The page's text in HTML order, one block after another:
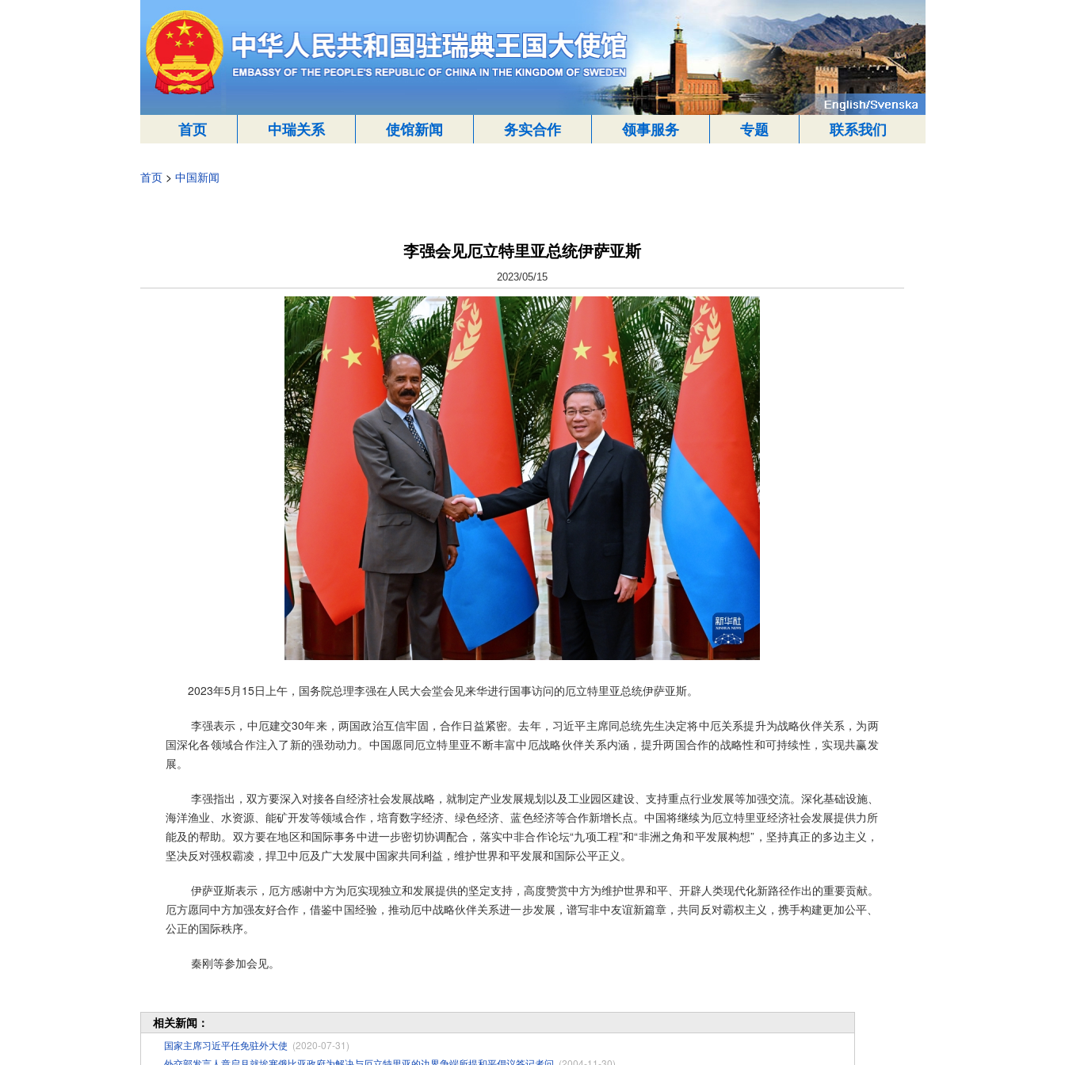
首页 中瑞关系 使馆新闻 务实合作 领事服务 专题 联系我们
首页> 中国新闻
李强会见厄立特里亚总统伊萨亚斯
2023/05/15
2023年5月15日上午，国务院总理李强在人民大会堂会见来华进行国事访问的厄立特里亚总统伊萨亚斯。
李强表示，中厄建交30年来，两国政治互信牢固，合作日益紧密。去年，习近平主席同总统先生决定将中厄关系提升为战略伙伴关系，为两
国深化各领域合作注入了新的强劲动力。中国愿同厄立特里亚不断丰富中厄战略伙伴关系内涵，提升两国合作的战略性和可持续性，实现共赢发
展。
李强指出，双方要深入对接各自经济社会发展战略，就制定产业发展规划以及工业园区建设、支持重点行业发展等加强交流。深化基础设施、
海洋渔业、水资源、能矿开发等领域合作，培育数字经济、绿色经济、蓝色经济等合作新增长点。中国将继续为厄立特里亚经济社会发展提供力所
能及的帮助。双方要在地区和国际事务中进一步密切协调配合，落实中非合作论坛“九项工程”和“非洲之角和平发展构想”，坚持真正的多边主义，
坚决反对强权霸凌，捍卫中厄及广大发展中国家共同利益，维护世界和平发展和国际公平正义。
伊萨亚斯表示，厄方感谢中方为厄实现独立和发展提供的坚定支持，高度赞赏中方为维护世界和平、开辟人类现代化新路径作出的重要贡献。
厄方愿同中方加强友好合作，借鉴中国经验，推动厄中战略伙伴关系进一步发展，谱写非中友谊新篇章，共同反对霸权主义，携手构建更加公平、
公正的国际秩序。
秦刚等参加会见。
相关新闻：
国家主席习近平任免驻外大使 (2020-07-31)